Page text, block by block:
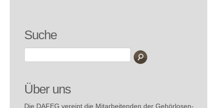
Suche
Über uns
Die DAFEG vereint die Mitarbeitenden der Gehör­losen­